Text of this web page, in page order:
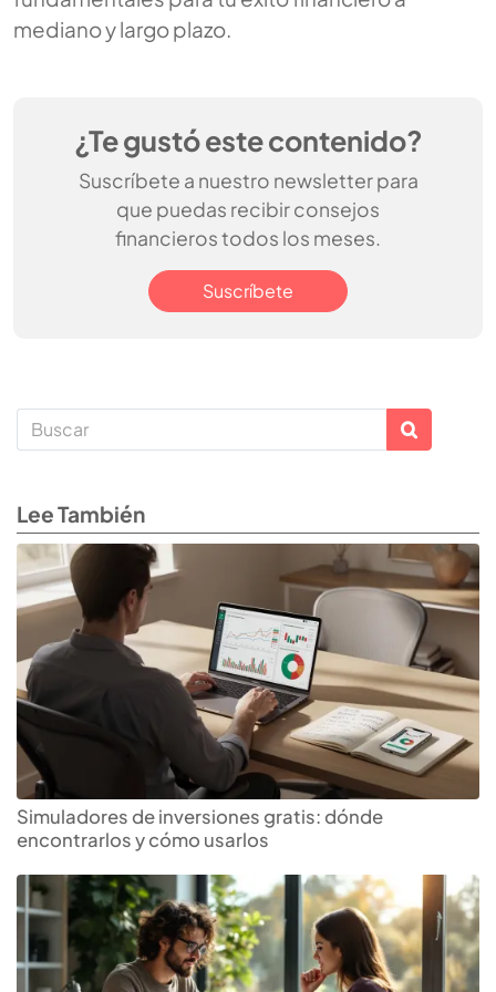
mediano y largo plazo.
¿Te gustó este contenido?
Suscríbete a nuestro newsletter para
que puedas recibir consejos
financieros todos los meses.
Suscríbete
Lee También
Simuladores de inversiones gratis: dónde
encontrarlos y cómo usarlos